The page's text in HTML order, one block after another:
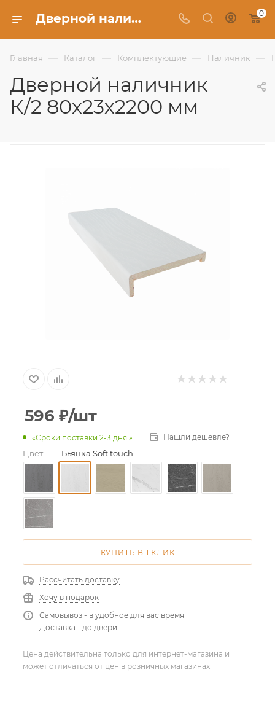
Дверной наличник К/2 80х23х2200 мм - Фабрика Uberture 0
Главная — Каталог — Комплектующие — Наличник —
Дверной наличник
К/2 80х23х2200 мм
596 ₽/шт
«Сроки поставки 2-3 дня.» Нашли дешевле?
Цвет: — Бьянка Soft touch
КУПИТЬ В 1 КЛИК
Рассчитать доставку
Хочу в подарок
Самовывоз - в удобное для вас время
Доставка - до двери
Цена действительна только для интернет-магазина и
может отличаться от цен в розничных магазинах